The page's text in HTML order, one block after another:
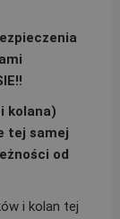
kolana)
tej samej
od
i kolan tej